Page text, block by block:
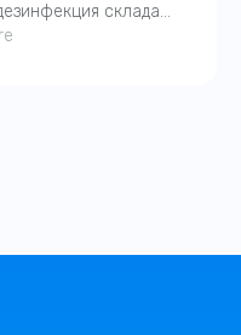
склада
с актами. Без